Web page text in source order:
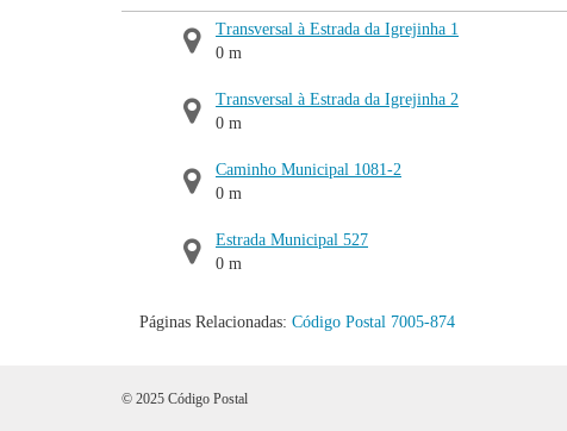
Transversal à Estrada da Igrejinha 1
0 m
Transversal à Estrada da Igrejinha 2
0 m
Caminho Municipal 1081-2
0 m
Estrada Municipal 527
0 m
Páginas Relacionadas: Código Postal 7005-874
© 2025 Código Postal